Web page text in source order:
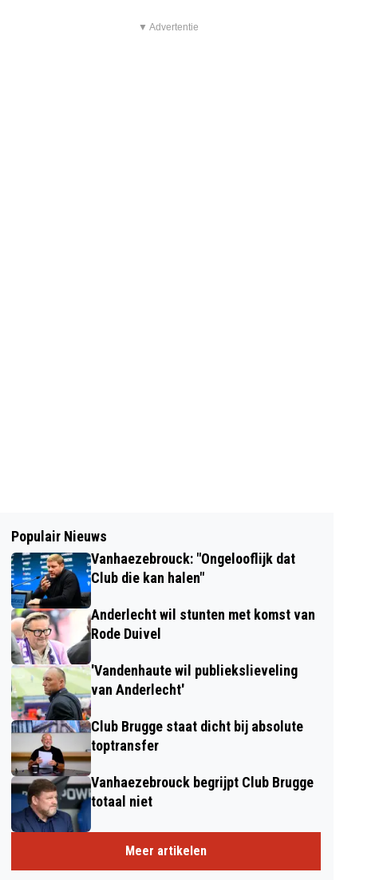
▼ Advertentie
Populair Nieuws
Vanhaezebrouck: "Ongelooflijk dat
Club die kan halen"
Anderlecht wil stunten met komst van
Rode Duivel
'Vandenhaute wil publiekslieveling
van Anderlecht'
Club Brugge staat dicht bij absolute
toptransfer
Vanhaezebrouck begrijpt Club Brugge
totaal niet
Meer artikelen